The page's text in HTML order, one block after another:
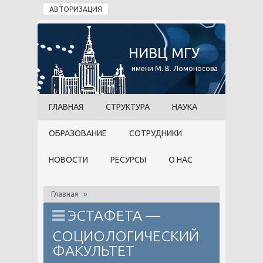
Перейти к основному содержанию
АВТОРИЗАЦИЯ
НИВЦ МГУ
имени М. В. Ломоносова
ГЛАВНАЯ СТРУКТУРА НАУКА
ОБРАЗОВАНИЕ СОТРУДНИКИ
НОВОСТИ РЕСУРСЫ О НАС
Главная »
ЭСТАФЕТА —
СОЦИОЛОГИЧЕСКИЙ
ФАКУЛЬТЕТ